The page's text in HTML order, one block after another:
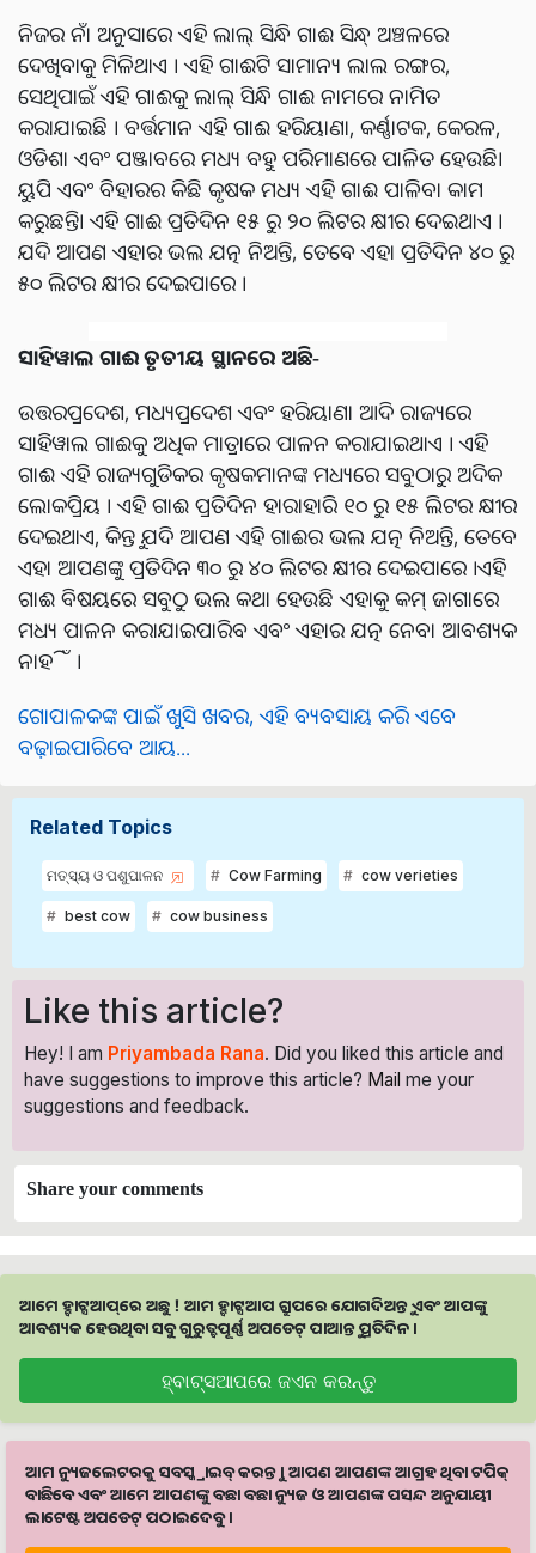
ନିଜର ନାଁ ଅନୁସାରେ ଏହି ଲାଲ୍ ସିନ୍ଧି ଗାଈ ସିନ୍ଧ୍ ଅଞ୍ଚଳରେ
ଦେଖିବାକୁ ମିଳିଥାଏ । ଏହି ଗାଈଟି ସାମାନ୍ୟ ଲାଲ ରଙ୍ଗର,
ସେଥିପାଇଁ ଏହି ଗାଈକୁ ଲାଲ୍ ସିନ୍ଧି ଗାଈ ନାମରେ ନାମିତ
କରାଯାଇଛି । ବର୍ତ୍ତମାନ ଏହି ଗାଈ ହରିୟାଣା, କର୍ଣ୍ଣାଟକ, କେରଳ,
ଓଡିଶା ଏବଂ ପଞ୍ଜାବରେ ମଧ୍ୟ ବହୁ ପରିମାଣରେ ପାଳିତ ହେଉଛି।
ୟୁପି ଏବଂ ବିହାରର କିଛି କୃଷକ ମଧ୍ୟ ଏହି ଗାଈ ପାଳିବା କାମ
କରୁଛନ୍ତି। ଏହି ଗାଈ ପ୍ରତିଦିନ ୧୫ ରୁ ୨୦ ଲିଟର କ୍ଷୀର ଦେଇଥାଏ ।
ଯଦି ଆପଣ ଏହାର ଭଲ ଯତ୍ନ ନିଅନ୍ତି, ତେବେ ଏହା ପ୍ରତିଦିନ ୪୦ ରୁ
୫୦ ଲିଟର କ୍ଷୀର ଦେଇପାରେ ।
ସାହିୱାଲ ଗାଈତୃତୀୟ ସ୍ଥାନରେ ଅଛି-
ଉତ୍ତରପ୍ରଦେଶ, ମଧ୍ୟପ୍ରଦେଶ ଏବଂ ହରିୟାଣା ଆଦି ରାଜ୍ୟରେ
ସାହିୱାଲ ଗାଈକୁ ଅଧିକ ମାତ୍ରାରେ ପାଳନ କରାଯାଇଥାଏ । ଏହି
ଗାଈ ଏହି ରାଜ୍ୟଗୁଡିକର କୃଷକମାନଙ୍କ ମଧ୍ୟରେ ସବୁଠାରୁ ଅଦିକ
ଲୋକପ୍ରିୟ । ଏହି ଗାଈ ପ୍ରତିଦିନ ହାରାହାରି ୧୦ ରୁ ୧୫ ଲିଟର କ୍ଷୀର
ଦେଇଥାଏ, କିନ୍ତୁ ଯଦି ଆପଣ ଏହି ଗାଈର ଭଲ ଯତ୍ନ ନିଅନ୍ତି, ତେବେ
ଏହା ଆପଣଙ୍କୁ ପ୍ରତିଦିନ ୩୦ ରୁ ୪୦ ଲିଟର କ୍ଷୀର ଦେଇପାରେ ।ଏହି
ଗାଈ ବିଷୟରେ ସବୁଠୁ ଭଲ କଥା ହେଉଛି ଏହାକୁ କମ୍ ଜାଗାରେ
ମଧ୍ୟ ପାଳନ କରାଯାଇପାରିବ ଏବଂ ଏହାର ଯତ୍ନ ନେବା ଆବଶ୍ୟକ
ନାହିଁ ।
ଗୋପାଳକଙ୍କ ପାଇଁ ଖୁସି ଖବର, ଏହି ବ୍ୟବସାୟ କରି ଏବେ
ବଢ଼ାଇପାରିବେ ଆୟ...
Related Topics
ମତ୍ସ୍ୟ ଓ ପଶୁପାଳନ Cow Farming cow verieties
best cow cow business
Like this article?
Hey! I am Priyambada Rana. Did you liked this article and
have suggestions to improve this article? Mail me your
suggestions and feedback.
Share your comments
ଆମେ ହ୍ବାଟ୍ସଆପ୍‌ରେ ଅଛୁ ! ଆମ ହ୍ବାଟ୍ସଆପ ଗ୍ରୁପରେ ଯୋଗଦିଅନ୍ତୁ ଏବଂ ଆପଙ୍କୁ
ଆବଶ୍ୟକ ହେଉଥିବା ସବୁ ଗୁରୁତ୍ବପୂର୍ଣ୍ଣ ଅପଡେଟ୍‌ ପାଆନ୍ତୁ ପ୍ରତିଦିନ ।
ହ୍ବାଟ୍ସଆପରେ ଜଏନ କରନ୍ତୁ
ଆମ ନ୍ୟୁଜଲେଟରକୁ ସବସ୍କ୍ରାଇବ୍ କରନ୍ତୁ । ଆପଣ ଆପଣଙ୍କ ଆଗ୍ରହ ଥିବା ଟପିକ୍‌
ବାଛିବେ ଏବଂ ଆମେ ଆପଣଙ୍କୁ ବଛା ବଛା ନ୍ୟୁଜ ଓ ଆପଣଙ୍କ ପସନ୍ଦ ଅନୁଯାୟୀ
ଲାଟେଷ୍ଟ ଅପଡେଟ୍‌ ପଠାଇଦେବୁ ।